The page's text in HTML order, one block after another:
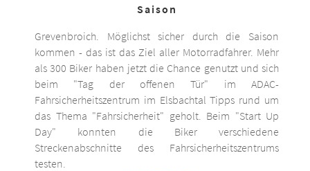
Saison
Grevenbroich. Möglichst sicher durch die Saison
kommen - das ist das Ziel aller Motorradfahrer. Mehr
als 300 Biker haben jetzt die Chance genutzt und sich
beim "Tag der offenen Tür" im ADAC-
Fahrsicherheitszentrum im Elsbachtal Tipps rund um
das Thema "Fahrsicherheit" geholt. Beim "Start Up
Day" konnten die Biker verschiedene
Streckenabschnitte des Fahrsicherheitszentrums
testen.